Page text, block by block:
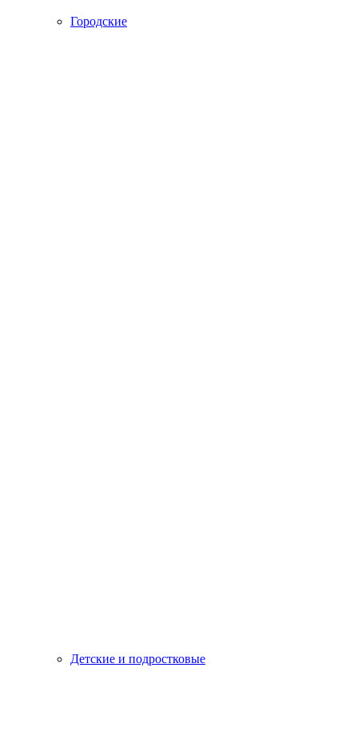
Городские
Детские и подростковые